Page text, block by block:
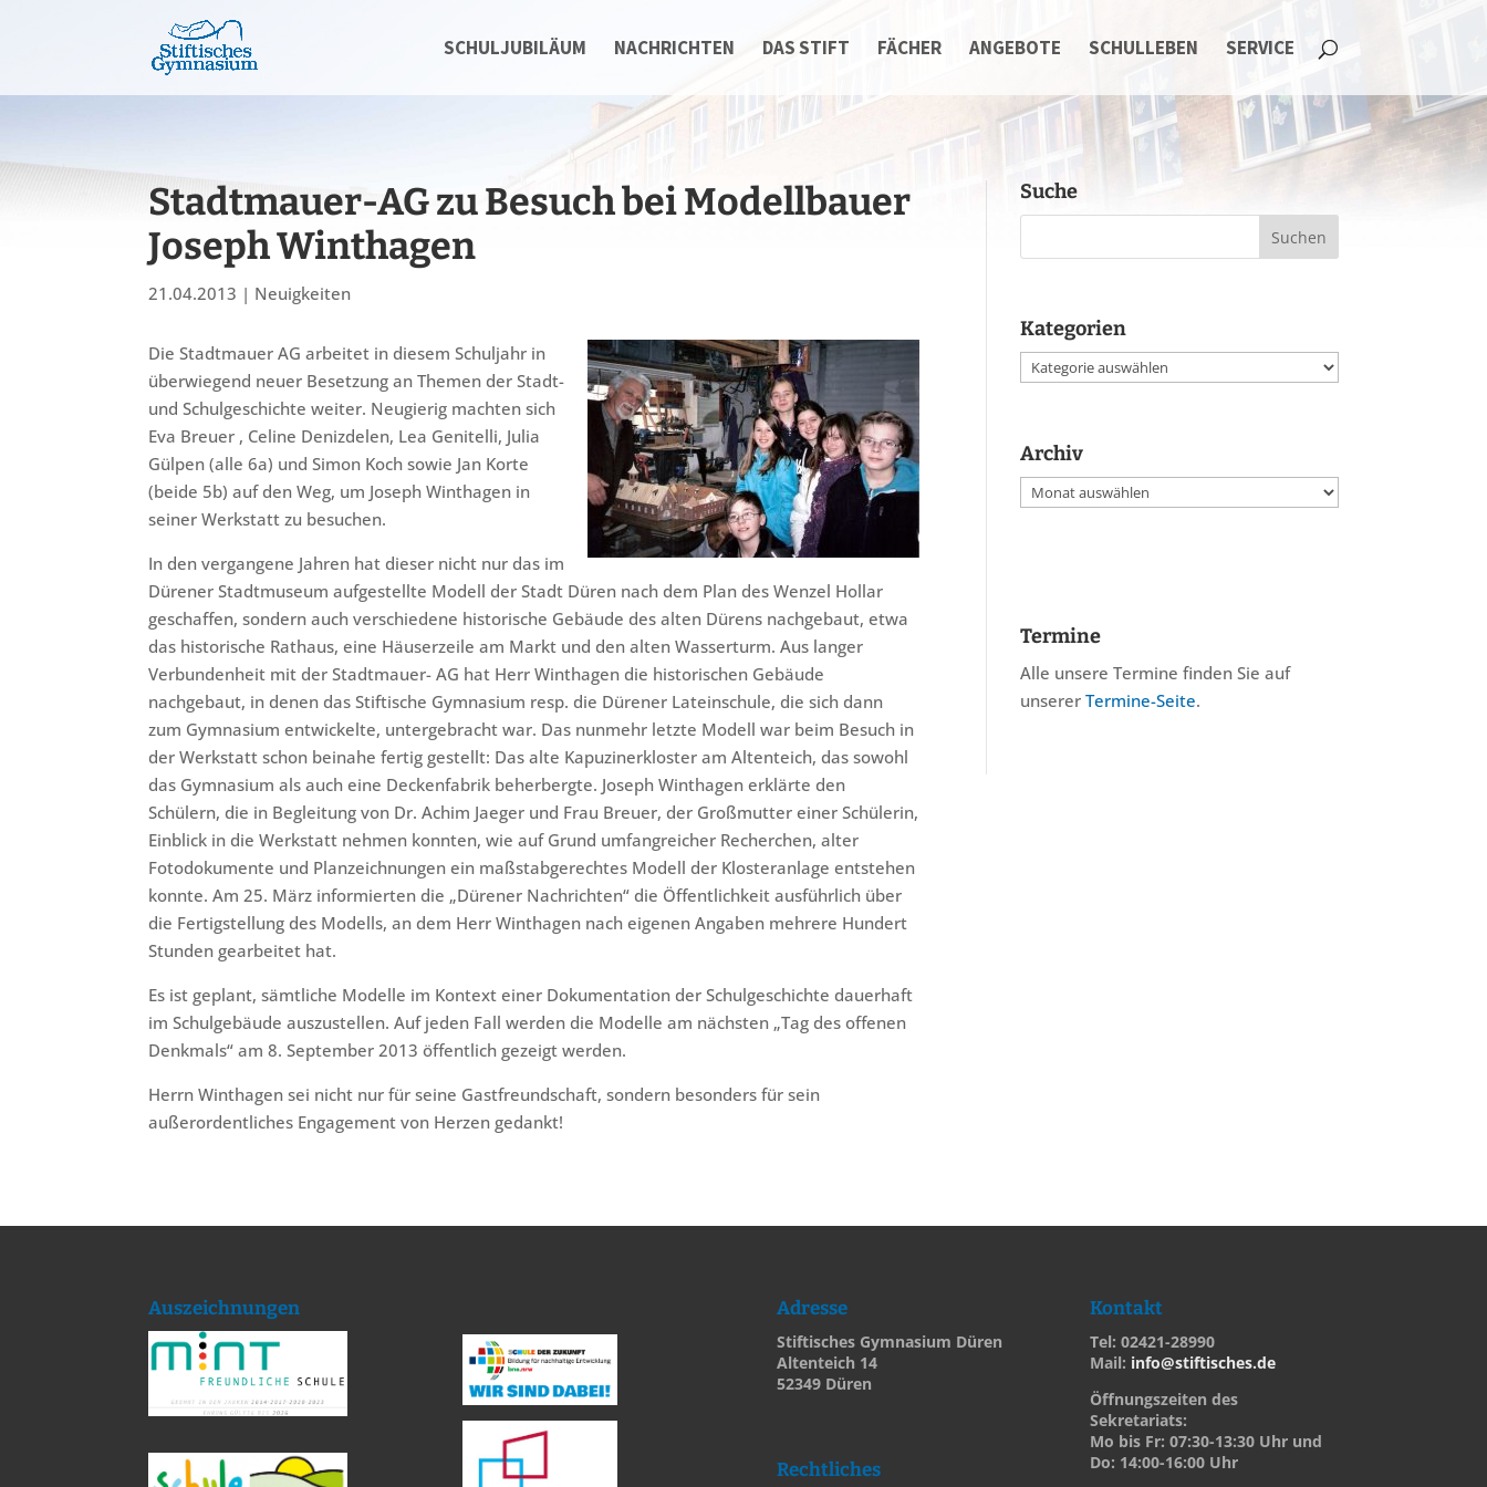
SCHULJUBILÄUM NACHRICHTEN DAS STIFT FÄCHER ANGEBOTE SCHULLEBEN SERVICE
Stadtmauer-AG zu Besuch bei Modellbauer
Joseph Winthagen
21.04.2013 | Neuigkeiten
Die Stadtmauer AG arbeitet in diesem Schuljahr in
überwiegend neuer Besetzung an Themen der Stadt-
und Schulgeschichte weiter. Neugierig machten sich
Eva Breuer , Celine Denizdelen, Lea Genitelli, Julia
Gülpen (alle 6a) und Simon Koch sowie Jan Korte
(beide 5b) auf den Weg, um Joseph Winthagen in
seiner Werkstatt zu besuchen.
In den vergangene Jahren hat dieser nicht nur das im
Dürener Stadtmuseum aufgestellte Modell der Stadt Düren nach dem Plan des Wenzel Hollar
geschaffen, sondern auch verschiedene historische Gebäude des alten Dürens nachgebaut, etwa
das historische Rathaus, eine Häuserzeile am Markt und den alten Wasserturm. Aus langer
Verbundenheit mit der Stadtmauer- AG hat Herr Winthagen die historischen Gebäude
nachgebaut, in denen das Stiftische Gymnasium resp. die Dürener Lateinschule, die sich dann
zum Gymnasium entwickelte, untergebracht war. Das nunmehr letzte Modell war beim Besuch in
der Werkstatt schon beinahe fertig gestellt: Das alte Kapuzinerkloster am Altenteich, das sowohl
das Gymnasium als auch eine Deckenfabrik beherbergte. Joseph Winthagen erklärte den
Schülern, die in Begleitung von Dr. Achim Jaeger und Frau Breuer, der Großmutter einer Schülerin,
Einblick in die Werkstatt nehmen konnten, wie auf Grund umfangreicher Recherchen, alter
Fotodokumente und Planzeichnungen ein maßstabgerechtes Modell der Klosteranlage entstehen
konnte. Am 25. März informierten die „Dürener Nachrichten“ die Öffentlichkeit ausführlich über
die Fertigstellung des Modells, an dem Herr Winthagen nach eigenen Angaben mehrere Hundert
Stunden gearbeitet hat.
Es ist geplant, sämtliche Modelle im Kontext einer Dokumentation der Schulgeschichte dauerhaft
im Schulgebäude auszustellen. Auf jeden Fall werden die Modelle am nächsten „Tag des offenen
Denkmals“ am 8. September 2013 öffentlich gezeigt werden.
Herrn Winthagen sei nicht nur für seine Gastfreundschaft, sondern besonders für sein
außerordentliches Engagement von Herzen gedankt!
Suche
Kategorien
Kategorien
Archiv
Archiv
Termine
Alle unsere Termine finden Sie auf
unserer Termine-Seite.
Auszeichnungen Adresse
Stiftisches Gymnasium Düren
Altenteich 14
52349 Düren
Rechtliches
Kontakt
Tel: 02421-28990
Mail: info@stiftisches.de
Öffnungszeiten des
Sekretariats:
Mo bis Fr: 07:30-13:30 Uhr und
Do: 14:00-16:00 Uhr